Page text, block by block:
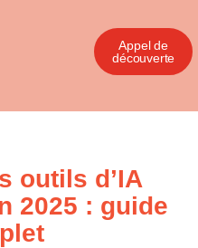
Appel de
découverte
outils d’IA
2025 : guide